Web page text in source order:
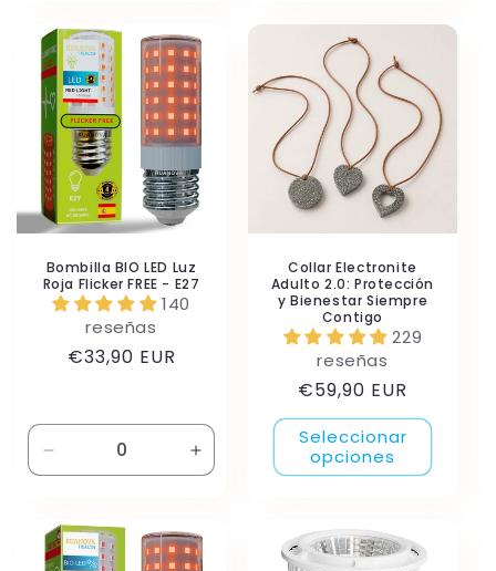
Bombilla BIO LED Luz
Roja Flicker FREE - E27
140
reseñas
Precio
€33,90 EUR
cantidad
Default
Title
Aumentar
cantidad
Default
Title
Collar Electronite
Adulto 2.0: Protección
y Bienestar Siempre
Contigo
229
reseñas
Precio
habitual
€59,90 EUR
Seleccionar
opciones